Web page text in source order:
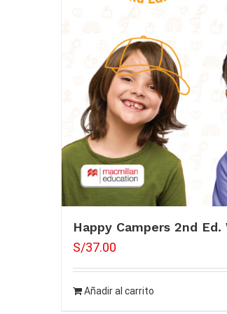
Happy Campers 2nd Ed.
S/37.00
Añadir al carrito